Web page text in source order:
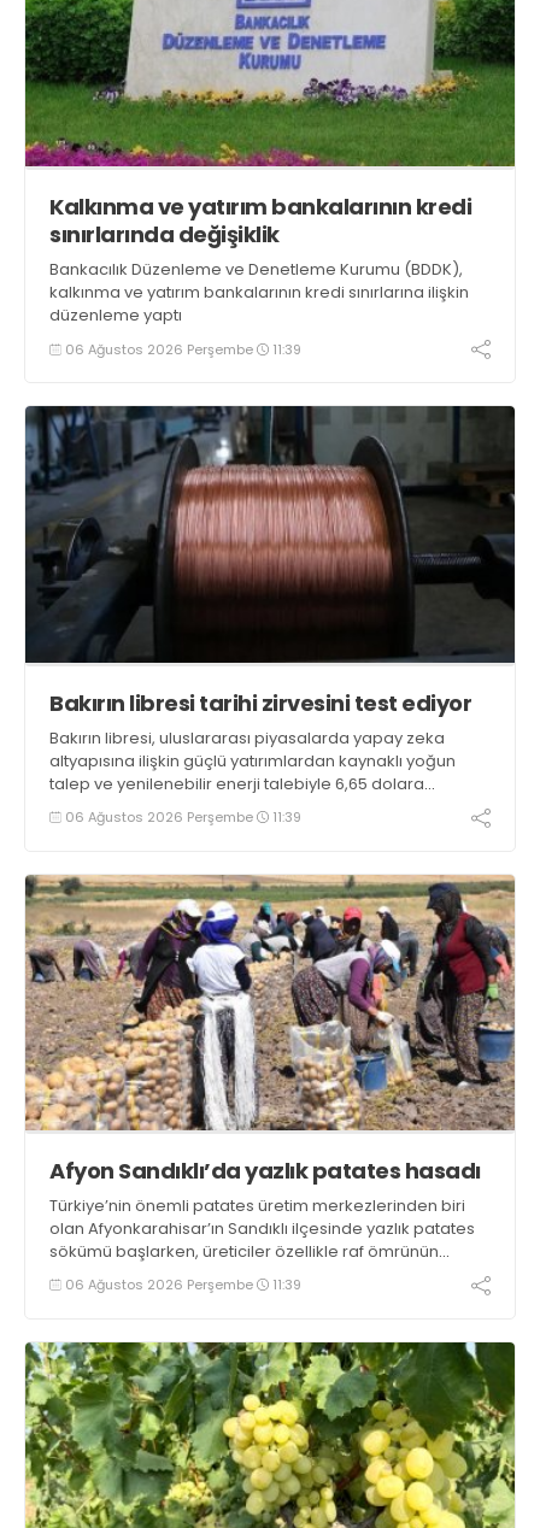
Kalkınma ve yatırım bankalarının kredi
sınırlarında değişiklik
Bankacılık Düzenleme ve Denetleme Kurumu (BDDK),
kalkınma ve yatırım bankalarının kredi sınırlarına ilişkin
düzenleme yaptı
06 Ağustos 2026 Perşembe 11:39
Bakırın libresi tarihi zirvesini test ediyor
Bakırın libresi, uluslararası piyasalarda yapay zeka
altyapısına ilişkin güçlü yatırımlardan kaynaklı yoğun
talep ve yenilenebilir enerji talebiyle 6,65 dolara
ulaşarak tarihi zirvesini test ediyor
06 Ağustos 2026 Perşembe 11:39
Afyon Sandıklı’da yazlık patates hasadı
Türkiye’nin önemli patates üretim merkezlerinden biri
olan Afyonkarahisar’ın Sandıklı ilçesinde yazlık patates
sökümü başlarken, üreticiler özellikle raf ömrünün
yaklaşık 2 ay olması ve rengi bakımından tüketimde
Sandıklı patatesinin daha fazla tercih edildiğini belirtti
06 Ağustos 2026 Perşembe 11:39